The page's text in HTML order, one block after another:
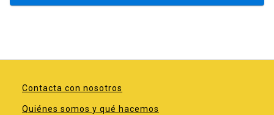
Contacta con nosotros
Quiénes somos y qué hacemos